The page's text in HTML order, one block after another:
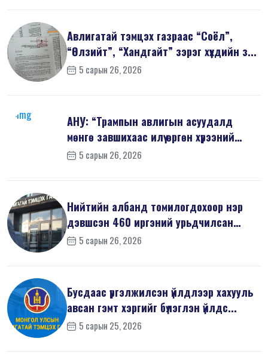
Авлигатай тэмцэх газраас “Соёл”,
“Өлзийт”, “Хандгайт” зэрэг хүүхдийн з...
5 сарын 26, 2026
АНУ: “Трампын авлигын асуудалд
мөнгө завшихаас илүү өргөн хүрээний
шин...
5 сарын 26, 2026
Нийтийн албанд томилогдохоор нэр
дэвшсэн 460 иргэний урьдчилсан
мэдүүл...
5 сарын 26, 2026
Бусдаас үргэлжилсэн үйлдлээр хахууль
авсан гэмт хэргийг бүлэглэн үйлдс...
5 сарын 25, 2026